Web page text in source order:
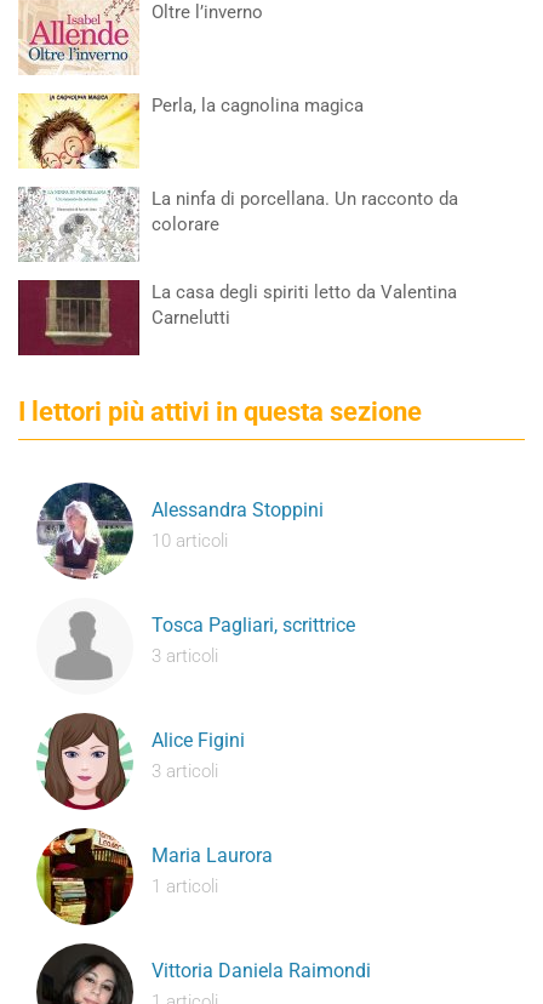
Oltre l’inverno
Perla, la cagnolina magica
La ninfa di porcellana. Un racconto da
colorare
La casa degli spiriti letto da Valentina
Carnelutti
I lettori più attivi in questa sezione
Alessandra Stoppini
10 articoli
Tosca Pagliari, scrittrice
3 articoli
Alice Figini
3 articoli
Maria Laurora
1 articoli
Vittoria Daniela Raimondi